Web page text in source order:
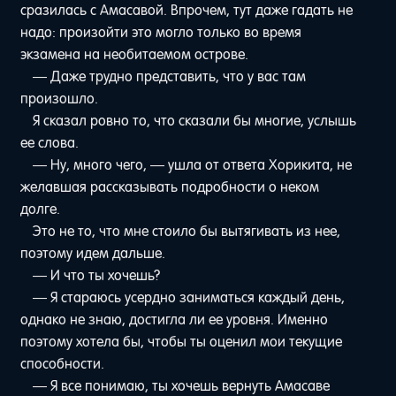
сразилась с Амасавой. Впрочем, тут даже гадать не
надо: произойти это могло только во время
экзамена на необитаемом острове.
— Даже трудно представить, что у вас там
произошло.
Я сказал ровно то, что сказали бы многие, услышь
ее слова.
— Ну, много чего, — ушла от ответа Хорикита, не
желавшая рассказывать подробности о неком
долге.
Это не то, что мне стоило бы вытягивать из нее,
поэтому идем дальше.
— И что ты хочешь?
— Я стараюсь усердно заниматься каждый день,
однако не знаю, достигла ли ее уровня. Именно
поэтому хотела бы, чтобы ты оценил мои текущие
способности.
— Я все понимаю, ты хочешь вернуть Амасаве